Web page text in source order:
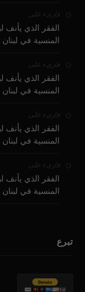
قارىء على
الفقر الذي يأنف
المنسية في لبنان
قارىء على
الفقر الذي يأنف
المنسية في لبنان
قارىء على
الفقر الذي يأنف
المنسية في لبنان
قارىء على
الفقر الذي يأنف
المنسية في لبنان
تبرع